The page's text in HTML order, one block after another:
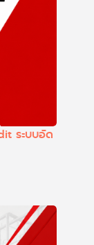
ระบบอัด